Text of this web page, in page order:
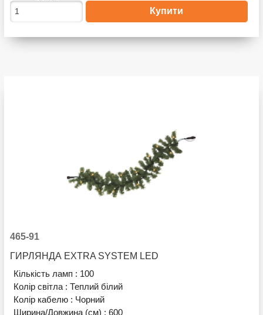
465-91
ГИРЛЯНДА EXTRA SYSTEM LED
Кількість ламп : 100
Колір світла :Теплий білий
Колір кабелю : Чорний
Ширина/Довжина (см) :600